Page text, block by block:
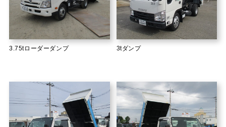
3.75tローダーダンプ 3tダンプ